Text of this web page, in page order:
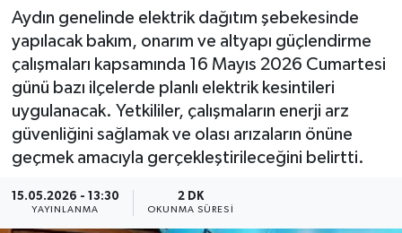
Aydın genelinde elektrik dağıtım şebekesinde
yapılacak bakım, onarım ve altyapı güçlendirme
çalışmaları kapsamında 16 Mayıs 2026 Cumartesi
günü bazı ilçelerde planlı elektrik kesintileri
uygulanacak. Yetkililer, çalışmaların enerji arz
güvenliğini sağlamak ve olası arızaların önüne
geçmek amacıyla gerçekleştirileceğini belirtti.
15.05.2026 - 13:30
YAYINLANMA
2 DK
OKUNMA SÜRESI
Ekonomi
Spor
Dünya
Resmi Reklamlar
Son Dakika Haberleri
Haber Arşivi